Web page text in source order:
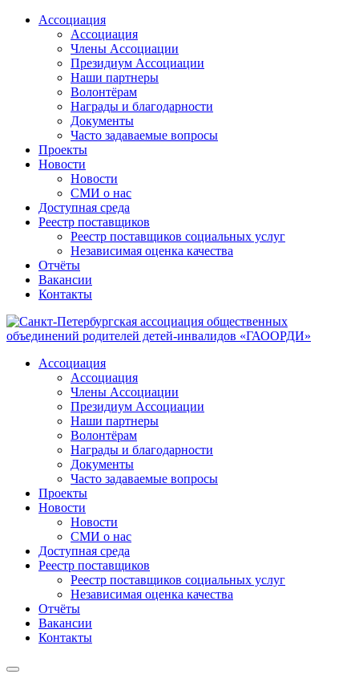
Ассоциация
Ассоциация
Члены Ассоциации
Президиум Ассоциации
Наши партнеры
Волонтёрам
Награды и благодарности
Документы
Часто задаваемые вопросы
Проекты
Новости
Новости
СМИ о нас
Доступная среда
Реестр поставщиков
Реестр поставщиков социальных услуг
Независимая оценка качества
Отчёты
Вакансии
Контакты
Ассоциация
Ассоциация
Члены Ассоциации
Президиум Ассоциации
Наши партнеры
Волонтёрам
Награды и благодарности
Документы
Часто задаваемые вопросы
Проекты
Новости
Новости
СМИ о нас
Доступная среда
Реестр поставщиков
Реестр поставщиков социальных услуг
Независимая оценка качества
Отчёты
Вакансии
Контакты